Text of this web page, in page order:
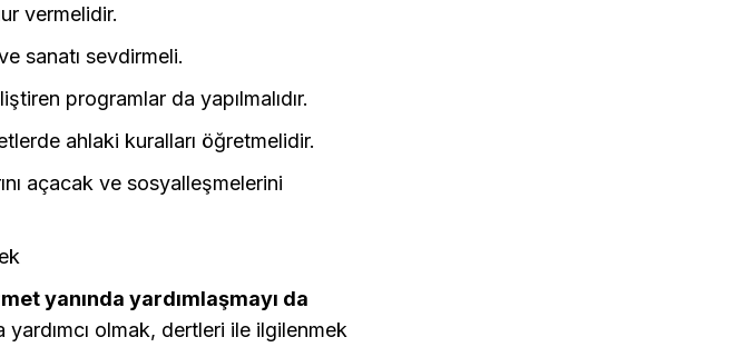
vermelidir.
sanatı sevdirmeli.
programlar da yapılmalıdır.
ahlaki kuralları öğretmelidir.
açacak ve sosyalleşmelerini
yanında yardımlaşmayı da
olmak, dertleri ile ilgilenmek